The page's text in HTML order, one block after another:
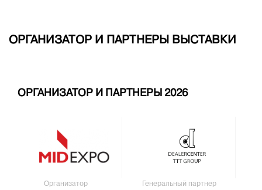
ОРГАНИЗАТОР И ПАРТНЕРЫ ВЫСТАВКИ
ОРГАНИЗАТОР И ПАРТНЕРЫ 2026
Организатор Генеральный партнер